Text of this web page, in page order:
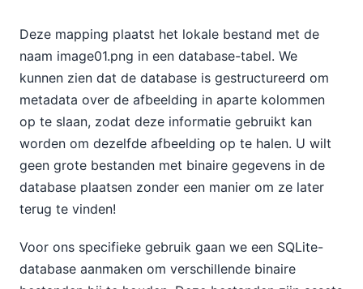
Deze mapping plaatst het lokale bestand met de
naam image01.png in een database-tabel. We
kunnen zien dat de database is gestructureerd om
metadata over de afbeelding in aparte kolommen
op te slaan, zodat deze informatie gebruikt kan
worden om dezelfde afbeelding op te halen. U wilt
geen grote bestanden met binaire gegevens in de
database plaatsen zonder een manier om ze later
terug te vinden!
Voor ons specifieke gebruik gaan we een SQLite-
database aanmaken om verschillende binaire